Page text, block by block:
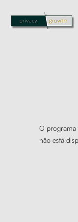
O programa
não está